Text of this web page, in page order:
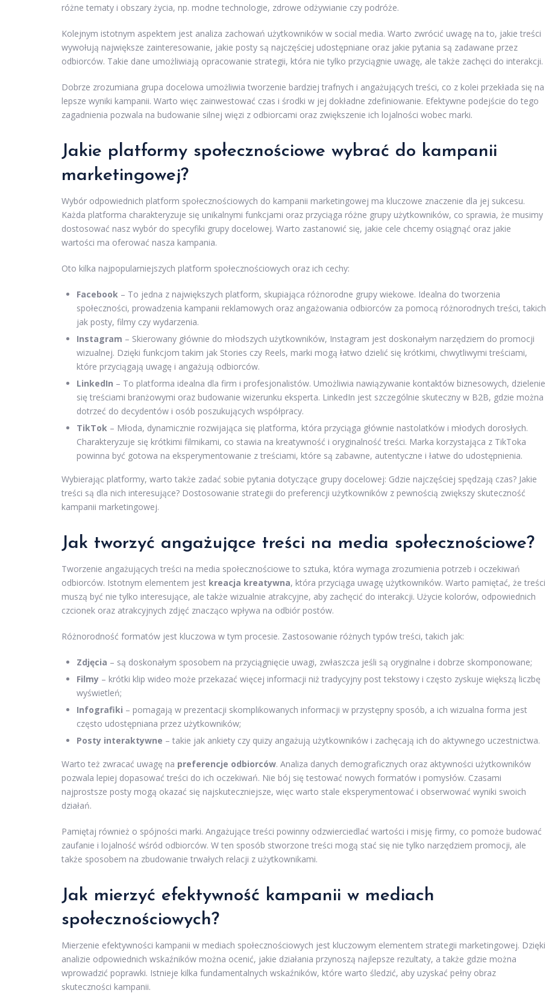
różne tematy i obszary życia, np. modne technologie, zdrowe odżywianie czy podróże.
Kolejnym istotnym aspektem jest analiza zachowań użytkowników w social media. Warto zwrócić uwagę na to, jakie treści
wywołują największe zainteresowanie, jakie posty są najczęściej udostępniane oraz jakie pytania są zadawane przez
odbiorców. Takie dane umożliwiają opracowanie strategii, która nie tylko przyciągnie uwagę, ale także zachęci do interakcji.
Dobrze zrozumiana grupa docelowa umożliwia tworzenie bardziej trafnych i angażujących treści, co z kolei przekłada się na
lepsze wyniki kampanii. Warto więc zainwestować czas i środki w jej dokładne zdefiniowanie. Efektywne podejście do tego
zagadnienia pozwala na budowanie silnej więzi z odbiorcami oraz zwiększenie ich lojalności wobec marki.
Jakie platformy społecznościowe wybrać do kampanii
marketingowej?
Wybór odpowiednich platform społecznościowych do kampanii marketingowej ma kluczowe znaczenie dla jej sukcesu.
Każda platforma charakteryzuje się unikalnymi funkcjami oraz przyciąga różne grupy użytkowników, co sprawia, że musimy
dostosować nasz wybór do specyfiki grupy docelowej. Warto zastanowić się, jakie cele chcemy osiągnąć oraz jakie
wartości ma oferować nasza kampania.
Oto kilka najpopularniejszych platform społecznościowych oraz ich cechy:
Facebook – To jedna z największych platform, skupiająca różnorodne grupy wiekowe. Idealna do tworzenia
społeczności, prowadzenia kampanii reklamowych oraz angażowania odbiorców za pomocą różnorodnych treści, takich
jak posty, filmy czy wydarzenia.
Instagram – Skierowany głównie do młodszych użytkowników, Instagram jest doskonałym narzędziem do promocji
wizualnej. Dzięki funkcjom takim jak Stories czy Reels, marki mogą łatwo dzielić się krótkimi, chwytliwymi treściami,
które przyciągają uwagę i angażują odbiorców.
LinkedIn – To platforma idealna dla firm i profesjonalistów. Umożliwia nawiązywanie kontaktów biznesowych, dzielenie
się treściami branżowymi oraz budowanie wizerunku eksperta. LinkedIn jest szczególnie skuteczny w B2B, gdzie można
dotrzeć do decydentów i osób poszukujących współpracy.
TikTok – Młoda, dynamicznie rozwijająca się platforma, która przyciąga głównie nastolatków i młodych dorosłych.
Charakteryzuje się krótkimi filmikami, co stawia na kreatywność i oryginalność treści. Marka korzystająca z TikToka
powinna być gotowa na eksperymentowanie z treściami, które są zabawne, autentyczne i łatwe do udostępnienia.
Wybierając platformy, warto także zadać sobie pytania dotyczące grupy docelowej: Gdzie najczęściej spędzają czas? Jakie
treści są dla nich interesujące? Dostosowanie strategii do preferencji użytkowników z pewnością zwiększy skuteczność
kampanii marketingowej.
Jak tworzyć angażujące treści na media społecznościowe?
Tworzenie angażujących treści na media społecznościowe to sztuka, która wymaga zrozumienia potrzeb i oczekiwań
odbiorców. Istotnym elementem jest kreacja kreatywna, która przyciąga uwagę użytkowników. Warto pamiętać, że treści
muszą być nie tylko interesujące, ale także wizualnie atrakcyjne, aby zachęcić do interakcji. Użycie kolorów, odpowiednich
czcionek oraz atrakcyjnych zdjęć znacząco wpływa na odbiór postów.
Różnorodność formatów jest kluczowa w tym procesie. Zastosowanie różnych typów treści, takich jak:
Zdjęcia – są doskonałym sposobem na przyciągnięcie uwagi, zwłaszcza jeśli są oryginalne i dobrze skomponowane;
Filmy – krótki klip wideo może przekazać więcej informacji niż tradycyjny post tekstowy i często zyskuje większą liczbę
wyświetleń;
Infografiki – pomagają w prezentacji skomplikowanych informacji w przystępny sposób, a ich wizualna forma jest
często udostępniana przez użytkowników;
Posty interaktywne – takie jak ankiety czy quizy angażują użytkowników i zachęcają ich do aktywnego uczestnictwa.
Warto też zwracać uwagę na preferencje odbiorców. Analiza danych demograficznych oraz aktywności użytkowników
pozwala lepiej dopasować treści do ich oczekiwań. Nie bój się testować nowych formatów i pomysłów. Czasami
najprostsze posty mogą okazać się najskuteczniejsze, więc warto stale eksperymentować i obserwować wyniki swoich
działań.
Pamiętaj również o spójności marki. Angażujące treści powinny odzwierciedlać wartości i misję firmy, co pomoże budować
zaufanie i lojalność wśród odbiorców. W ten sposób stworzone treści mogą stać się nie tylko narzędziem promocji, ale
także sposobem na zbudowanie trwałych relacji z użytkownikami.
Jak mierzyć efektywność kampanii w mediach
społecznościowych?
Mierzenie efektywności kampanii w mediach społecznościowych jest kluczowym elementem strategii marketingowej. Dzięki
analizie odpowiednich wskaźników można ocenić, jakie działania przynoszą najlepsze rezultaty, a także gdzie można
wprowadzić poprawki. Istnieje kilka fundamentalnych wskaźników, które warto śledzić, aby uzyskać pełny obraz
skuteczności kampanii.